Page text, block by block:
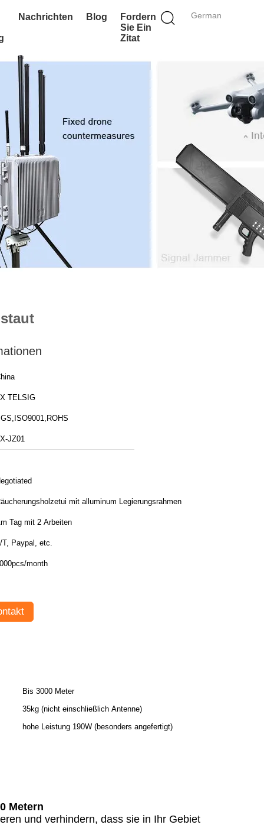
German
Nachrichten Blog
Fordern
Sie Ein
Zitat
TELSIG
JZ01
mit alluminum Legierungsrahmen
Tag mit 2 Arbeiten
T/T, Paypal, etc.
month
Bis 3000 Meter
35kg (nicht einschließlich Antenne)
hohe Leistung 190W (besonders angefertigt)
Metern
und verhindern, dass sie in Ihr Gebiet